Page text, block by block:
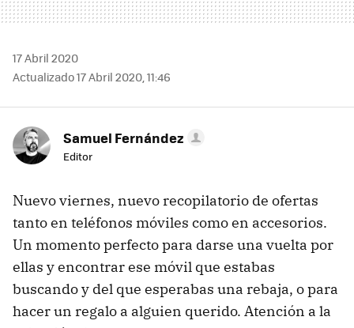
17 Abril 2020
Actualizado 17 Abril 2020, 11:46
Samuel Fernández
Editor
Nuevo viernes, nuevo recopilatorio de ofertas
tanto en teléfonos móviles como en accesorios.
Un momento perfecto para darse una vuelta por
ellas y encontrar ese móvil que estabas
buscando y del que esperabas una rebaja, o para
hacer un regalo a alguien querido. Atención a la